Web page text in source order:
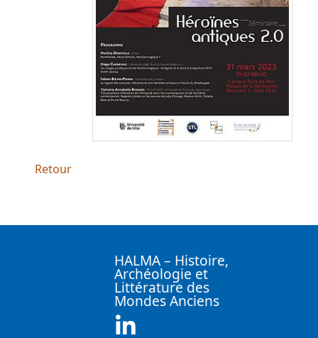
Retour
HALMA – Histoire,
Archéologie et
Littérature des
Mondes Anciens